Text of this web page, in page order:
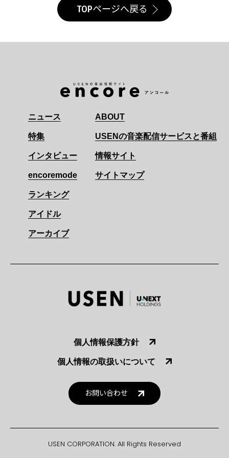
TOPページへ戻る
ニュース
特集
インタビュー
encoremode
ランキング
アイドル
アーカイブ
ABOUT
USENの音楽配信サービスと番組
情報サイト
サイトマップ
個人情報保護方針
個人情報の取扱いについて
お問い合わせ
USEN CORPORATION. All Rights Reserved